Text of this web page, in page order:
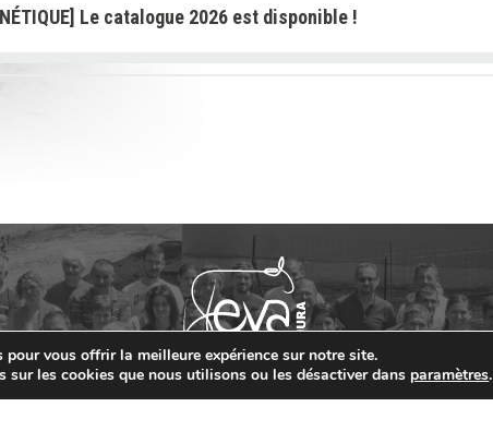
Le catalogue 2026 est disponible !
EXPO DU FUTUR (01) : La génétique MONTBELIARDE JB
VARANE JB
Contact
vous offrir la meilleure expérience sur notre site.
sur les cookies que nous utilisons ou les désactiver dans paramètres.